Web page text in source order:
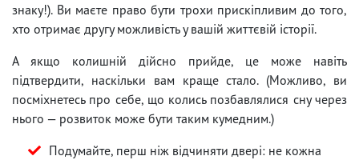
знаку!). Ви маєте право бути трохи прискіпливим до того,
хто отримає другу можливість у вашій життєвій історії.
А якщо колишній дійсно прийде, це може навіть
підтвердити, наскільки вам краще стало. (Можливо, ви
посміхнетесь про себе, що колись позбавлялися сну через
нього — розвиток може бути таким кумедним.)
Подумайте, перш ніж відчиняти двері: не кожна